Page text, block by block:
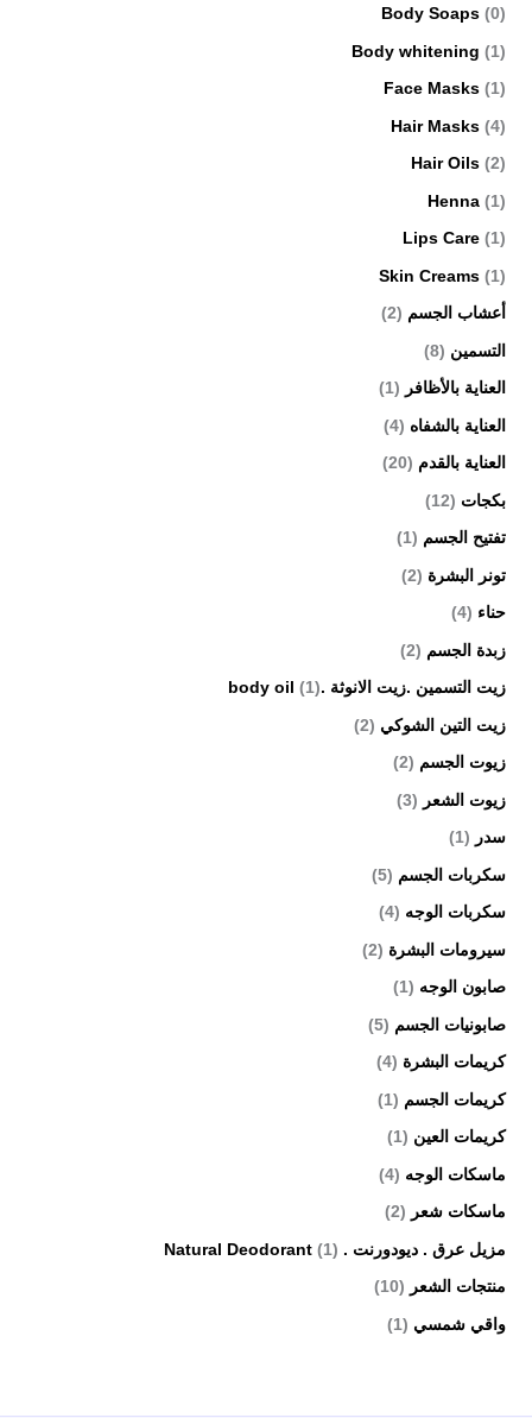
Body Soaps (0)
Body whitening (1)
Face Masks (1)
Hair Masks (4)
Hair Oils (2)
Henna (1)
Lips Care (1)
Skin Creams (1)
أعشاب الجسم (2)
التسمين (8)
العناية بالأظافر (1)
العناية بالشفاه (4)
العناية بالقدم (20)
بكجات (12)
تفتيح الجسم (1)
تونر البشرة (2)
حناء (4)
زبدة الجسم (2)
زيت التسمين .زيت الانوثة .body oil(1)
زيت التين الشوكي (2)
زيوت الجسم (2)
زيوت الشعر (3)
سدر (1)
سكربات الجسم (5)
سكربات الوجه (4)
سيرومات البشرة (2)
صابون الوجه (1)
صابونيات الجسم (5)
كريمات البشرة (4)
كريمات الجسم (1)
كريمات العين (1)
ماسكات الوجه (4)
ماسكات شعر (2)
مزيل عرق . ديودورنت . Natural Deodorant (1)
منتجات الشعر (10)
واقي شمسي (1)